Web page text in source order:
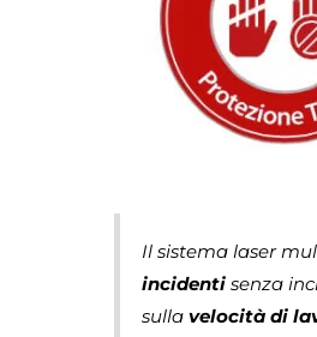
Il sistema laser
incidenti senza
sullavelocità di